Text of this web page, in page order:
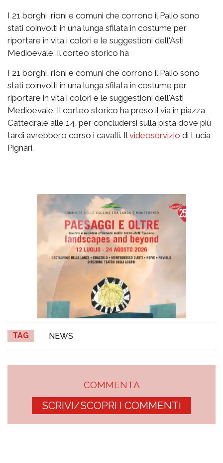
I 21 borghi, rioni e comuni che corrono il Palio sono
stati coinvolti in una lunga sfilata in costume per
riportare in vita i colori e le suggestioni dell'Asti
Medioevale. Il corteo storico ha
I 21 borghi, rioni e comuni che corrono il Palio sono
stati coinvolti in una lunga sfilata in costume per
riportare in vita i colori e le suggestioni dell'Asti
Medioevale. Il corteo storico ha preso il via in piazza
Cattedrale alle 14, per concludersi sulla pista dove più
tardi avrebbero corso i cavalli. Il videoservizio di Lucia
Pignari.
TAG NEWS
COMMENTA
SCRIVI/SCOPRI I COMMENTI